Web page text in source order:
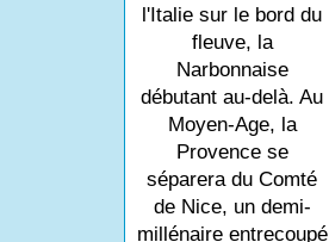
l'Italie sur le bord du
fleuve, la
Narbonnaise
débutant au-delà. Au
Moyen-Age, la
Provence se
séparera du Comté
de Nice, un demi-
millénaire entrecoupé